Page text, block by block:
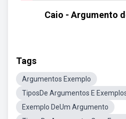
Caio - Argumento
Tags
Argumentos Exemplo
TiposDe Argumentos E
Exemplo DeUm Argumento